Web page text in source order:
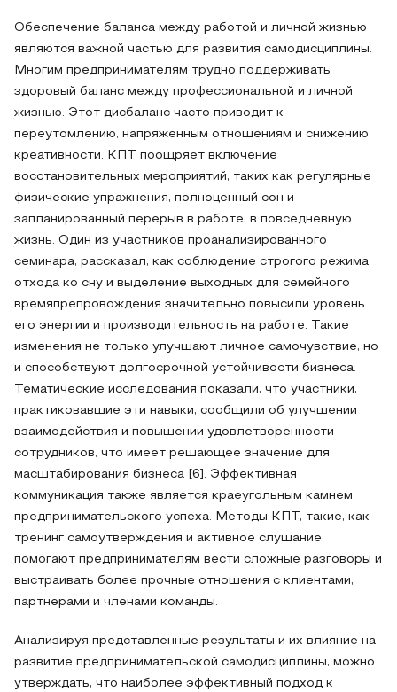
Обеспечение баланса между работой и личной жизнью
являются важной частью для развития самодисциплины.
Многим предпринимателям трудно поддерживать
здоровый баланс между профессиональной и личной
жизнью. Этот дисбаланс часто приводит к
переутомлению, напряженным отношениям и снижению
креативности. КПТ поощряет включение
восстановительных мероприятий, таких как регулярные
физические упражнения, полноценный сон и
запланированный перерыв в работе, в повседневную
жизнь. Один из участников проанализированного
семинара, рассказал, как соблюдение строгого режима
отхода ко сну и выделение выходных для семейного
времяпрепровождения значительно повысили уровень
его энергии и производительность на работе. Такие
изменения не только улучшают личное самочувствие, но
и способствуют долгосрочной устойчивости бизнеса.
Тематические исследования показали, что участники,
практиковавшие эти навыки, сообщили об улучшении
взаимодействия и повышении удовлетворенности
сотрудников, что имеет решающее значение для
масштабирования бизнеса [6]. Эффективная
коммуникация также является краеугольным камнем
предпринимательского успеха. Методы КПТ, такие, как
тренинг самоутверждения и активное слушание,
помогают предпринимателям вести сложные разговоры и
выстраивать более прочные отношения с клиентами,
партнерами и членами команды.
Анализируя представленные результаты и их влияние на
развитие предпринимательской самодисциплины, можно
утверждать, что наиболее эффективный подход к